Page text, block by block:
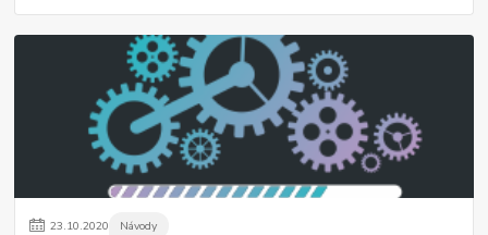
23.10.2020 Návody